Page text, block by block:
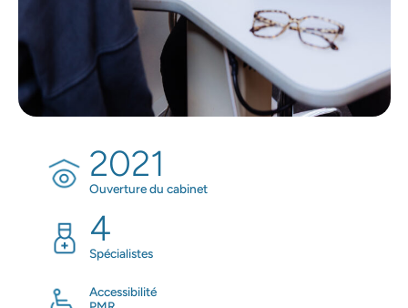
2021
Ouverture du cabinet
4
Spécialistes
Accessibilité